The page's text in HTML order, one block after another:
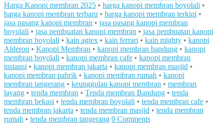
Harga Kanopi membran 2025 • harga kanopi membran boyolali •
harga kanopi membran terbaru • harga kanopi membran terkini •
jasa pasang kanopi membran • jasa pasang kanopi membran
boyolali • jasa pembuatan kanopi membran • jasa pembuatan kanopi
membran boyolali • kain agtex • kain ferrari • kain mighty • kanopi
Alderon • Kanopi Membran • kanopi membran bandung • kanopi
membran boyolali • kanopi membran cafe • kanopi membran
instansi • kanopi membran jakarta • kanopi membran masjid •
kanopi membran pabrik • kanopi membran rumah • kanopi
membran tangerang • keunggulan kanopi membran • membran
layang • tenda membran • Tenda membran Bandung • tenda
membran bekasi • tenda membran boyolali • tenda membran cafe •
tenda membran jakarta • tenda membran masjid • tenda membran
rumah • tenda membran tangerang 0 Comments